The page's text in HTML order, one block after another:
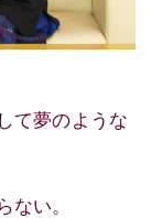
て夢のような
ない。